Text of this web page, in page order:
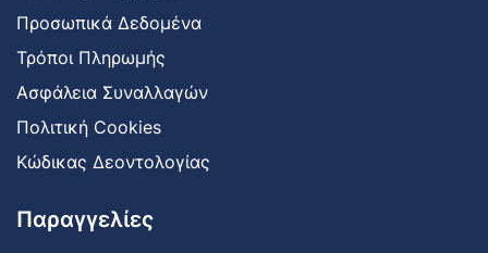
Προσωπικά Δεδομένα
Τρόποι Πληρωμής
Ασφάλεια Συναλλαγών
Πολιτική Cookies
Κώδικας Δεοντολογίας
Παραγγελίες